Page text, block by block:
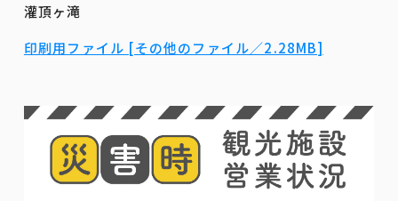
灌頂ヶ滝
印刷用ファイル [その他のファイル／2.28MB]